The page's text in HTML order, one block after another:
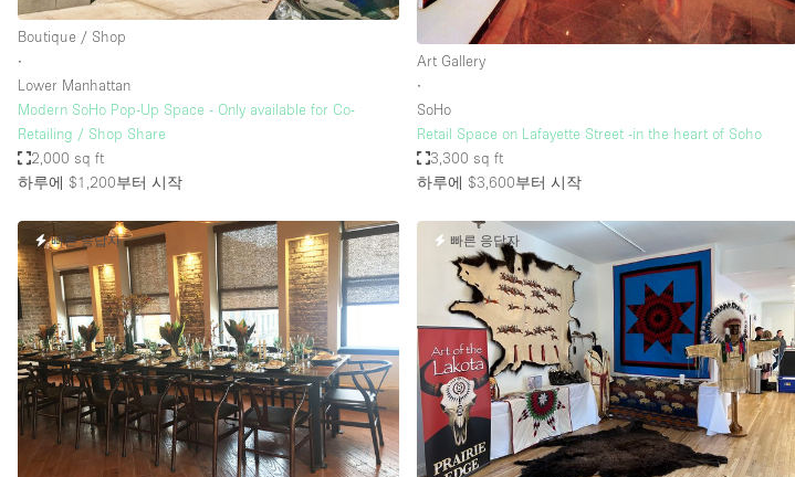
Lighting
Office Equipment
Stock Room
Stunning View
Toilets
Whitebox / Minimal
층 / 접근성: 지하층
Boutique / Shop
∙
Lower Manhattan
Modern SoHo Pop-Up Space - Only available for Co-
Retailing / Shop Share
2,000 sq ft
하루에 $1,200부터 시작
Art Gallery
∙
SoHo
Retail Space on Lafayette Street -in the heart of Soho
3,300 sq ft
하루에 $3,600부터 시작
빠른 응답자 빠른 응답자